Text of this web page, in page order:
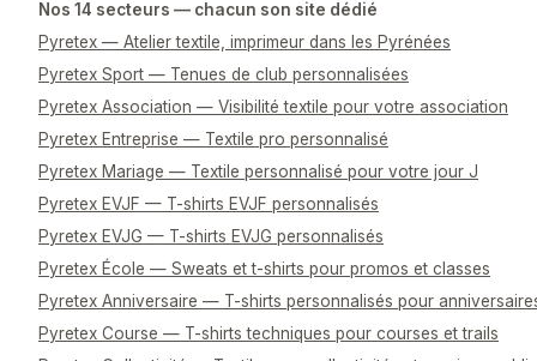
Nos 14 secteurs — chacun son site dédié
Pyretex — Atelier textile, imprimeur dans les Pyrénées
Pyretex Sport — Tenues de club personnalisées
Pyretex Association — Visibilité textile pour votre association
Pyretex Entreprise — Textile pro personnalisé
Pyretex Mariage — Textile personnalisé pour votre jour J
Pyretex EVJF — T-shirts EVJF personnalisés
Pyretex EVJG — T-shirts EVJG personnalisés
Pyretex École — Sweats et t-shirts pour promos et classes
Pyretex Anniversaire — T-shirts personnalisés pour
Pyretex Course — T-shirts techniques pour courses et trails